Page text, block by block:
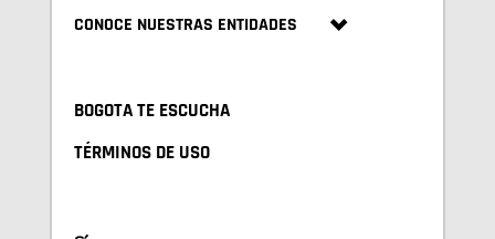
CONOCE NUESTRAS ENTIDADES
BOGOTA TE ESCUCHA
TÉRMINOS DE USO